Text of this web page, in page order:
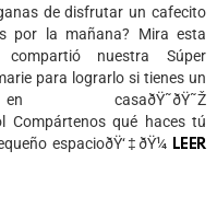
de disfrutar un cafecito
por la mañana? Mira esta
nuestra Súper
para lograrlo si tienes un
Compártenos qué haces tú
espacioðŸ‘‡ðŸ¼ LEER